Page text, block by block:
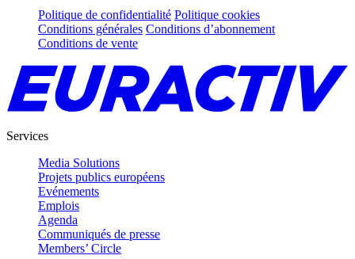
Politique de confidentialité Politique cookies
Conditions générales Conditions d’abonnement
Conditions de vente
Services
Media Solutions
Projets publics européens
Evénements
Emplois
Agenda
Communiqués de presse
Members’ Circle